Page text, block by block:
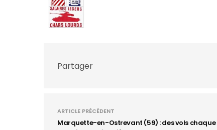
Partager
ARTICLE PRÉCÉDENT
Marquette-en-Ostrevant (59) : des vols chaque